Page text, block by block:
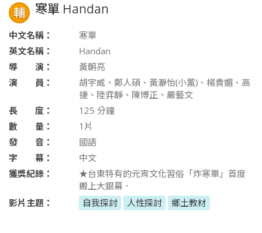
輔 寒單 Handan
中文名稱：
寒單
英文名稱：
Handan
導 演：
黃朝亮
演 員：
胡宇威、鄭人碩、黃瀞怡(小薫)、楊貴媚、高
捷、陸弈靜、陳博正、嚴藝文
長 度：
125 分鐘
數 量：
1片
發 音：
國語
字 幕：
中文
獲獎紀錄：
★台東特有的元宵文化習俗「炸寒單」首度
搬上大銀幕．
影片主題：
自我探討 人性探討 鄉土教材